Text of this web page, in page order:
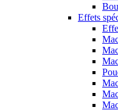
Effets